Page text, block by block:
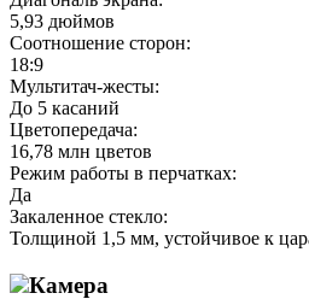
5,93 дюймов
Соотношение сторон:
18:9
Мультитач-жесты:
До 5 касаний
Цветопередача:
16,78 млн цветов
Режим работы в перчатках:
Да
Закаленное стекло:
Толщиной 1,5 мм, устойчивое к
Камера